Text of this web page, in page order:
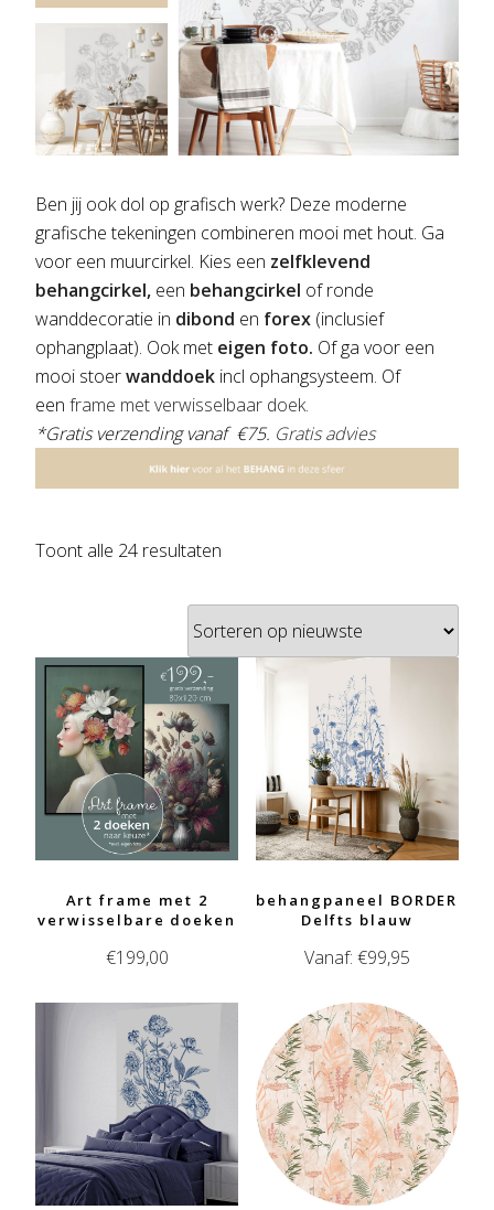
Ben jij ook dol op grafisch werk? Deze moderne
grafische tekeningen combineren mooi met hout. Ga
voor een muurcirkel. Kies een zelfklevend
behangcirkel, een behangcirkel of ronde
wanddecoratie in dibond en forex (inclusief
ophangplaat). Ook met eigen foto. Of ga voor een
mooi stoerwanddoek incl ophangsysteem. Of
een frame met verwisselbaar doek.
*Gratis verzending vanaf €75. Gratis advies
Toont alle 24 resultaten
nieuwste
Art frame met 2
verwisselbare doeken
€199,00
behangpaneel BORDER
Delfts blauw
Vanaf: €99,95